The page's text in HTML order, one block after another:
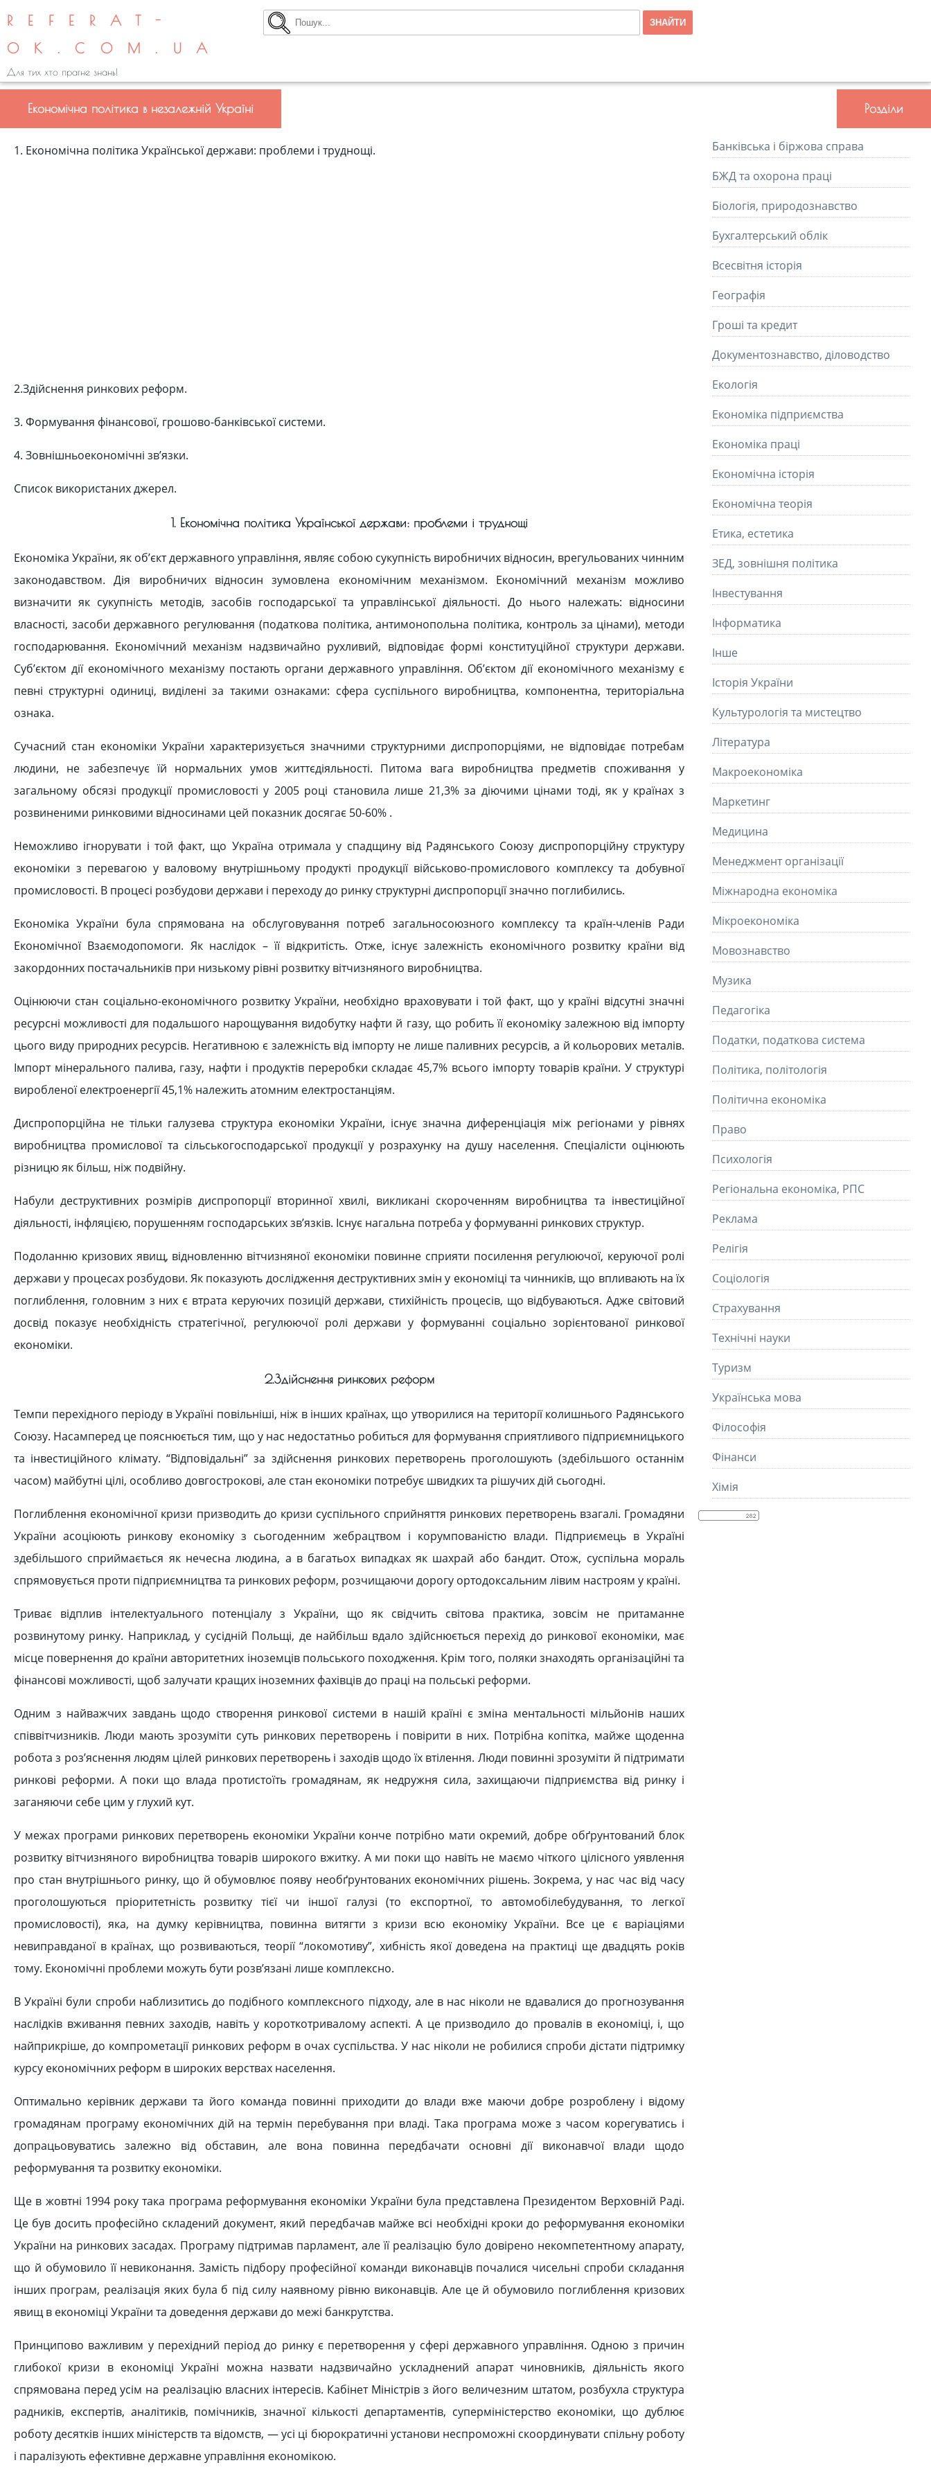
REFERAT-
OK.COM.UA
Для тих хто прагне знань!
Економічна політика в незалежній Україні
1. Економічна політика Української держави: проблеми і труднощі.
2.Здійснення ринкових реформ.
3. Формування фінансової, грошово-банківської системи.
4. Зовнішньоекономічні зв’язки.
Список використаних джерел.
1. Економічна політика Української держави: проблеми і труднощі
Економіка України, як об’єкт державного управління, являє собою сукупність виробничих відносин, врегульованих чинним
законодавством. Дія виробничих відносин зумовлена економічним механізмом. Економічний механізм можливо
визначити як сукупність методів, засобів господарської та управлінської діяльності. До нього належать: відносини
власності, засоби державного регулювання (податкова політика, антимонопольна політика, контроль за цінами), методи
господарювання. Економічний механізм надзвичайно рухливий, відповідає формі конституційної структури держави.
Суб’єктом дії економічного механізму постають органи державного управління. Об’єктом дії економічного механізму є
певні структурні одиниці, виділені за такими ознаками: сфера суспільного виробництва, компонентна, територіальна
ознака.
Сучасний стан економіки України характеризується значними структурними диспропорціями, не відповідає потребам
людини, не забезпечує їй нормальних умов життєдіяльності. Питома вага виробництва предметів споживання у
загальному обсязі продукції промисловості у 2005 році становила лише 21,3% за діючими цінами тоді, як у країнах з
розвиненими ринковими відносинами цей показник досягає 50-60% .
Неможливо ігнорувати і той факт, що Україна отримала у спадщину від Радянського Союзу диспропорційну структуру
економіки з перевагою у валовому внутрішньому продукті продукції військово-промислового комплексу та добувної
промисловості. В процесі розбудови держави і переходу до ринку структурні диспропорції значно поглибились.
Економіка України була спрямована на обслуговування потреб загальносоюзного комплексу та країн-членів Ради
Економічної Взаємодопомоги. Як наслідок – її відкритість. Отже, існує залежність економічного розвитку країни від
закордонних постачальників при низькому рівні розвитку вітчизняного виробництва.
Оцінюючи стан соціально-економічного розвитку України, необхідно враховувати і той факт, що у країні відсутні значні
ресурсні можливості для подальшого нарощування видобутку нафти й газу, що робить її економіку залежною від імпорту
цього виду природних ресурсів. Негативною є залежність від імпорту не лише паливних ресурсів, а й кольорових металів.
Імпорт мінерального палива, газу, нафти і продуктів переробки складає 45,7% всього імпорту товарів країни. У структурі
виробленої електроенергії 45,1% належить атомним електростанціям.
Диспропорційна не тільки галузева структура економіки України, існує значна диференціація між регіонами у рівнях
виробництва промислової та сільськогосподарської продукції у розрахунку на душу населення. Спеціалісти оцінюють
різницю як більш, ніж подвійну.
Набули деструктивних розмірів диспропорції вторинної хвилі, викликані скороченням виробництва та інвестиційної
діяльності, інфляцією, порушенням господарських зв’язків. Існує нагальна потреба у формуванні ринкових структур.
Подоланню кризових явищ, відновленню вітчизняної економіки повинне сприяти посилення регулюючої, керуючої ролі
держави у процесах розбудови. Як показують дослідження деструктивних змін у економіці та чинників, що впливають на їх
поглиблення, головним з них є втрата керуючих позицій держави, стихійність процесів, що відбуваються. Адже світовий
досвід показує необхідність стратегічної, регулюючої ролі держави у формуванні соціально зорієнтованої ринкової
економіки.
2.Здійснення ринкових реформ
Темпи перехідного періоду в Україні повільніші, ніж в інших країнах, що утворилися на території колишнього Радянського
Союзу. Насамперед це пояснюється тим, що у нас недостатньо робиться для формування сприятливого підприємницького
та інвестиційного клімату. “Відповідальні” за здійснення ринкових перетворень проголошують (здебільшого останнім
часом) майбутні цілі, особливо довгострокові, але стан економіки потребує швидких та рішучих дій сьогодні.
Поглиблення економічної кризи призводить до кризи суспільного сприйняття ринкових перетворень взагалі. Громадяни
України асоціюють ринкову економіку з сьогоденним жебрацтвом і корумпованістю влади. Підприємець в Україні
здебільшого сприймається як нечесна людина, а в багатьох випадках як шахрай або бандит. Отож, суспільна мораль
спрямовується проти підприємництва та ринкових реформ, розчищаючи дорогу ортодоксальним лівим настроям у країні.
Триває відплив інтелектуального потенціалу з України, що як свідчить світова практика, зовсім не притаманне
розвинутому ринку. Наприклад, у сусідній Польщі, де найбільш вдало здійснюється перехід до ринкової економіки, має
місце повернення до країни авторитетних іноземців польського походження. Крім того, поляки знаходять організаційні та
фінансові можливості, щоб залучати кращих іноземних фахівців до праці на польські реформи.
Одним з найважчих завдань щодо створення ринкової системи в нашій країні є зміна ментальності мільйонів наших
співвітчизників. Люди мають зрозуміти суть ринкових перетворень і повірити в них. Потрібна копітка, майже щоденна
робота з роз’яснення людям цілей ринкових перетворень і заходів щодо їх втілення. Люди повинні зрозуміти й підтримати
ринкові реформи. А поки що влада протистоїть громадянам, як недружня сила, захищаючи підприємства від ринку і
заганяючи себе цим у глухий кут.
У межах програми ринкових перетворень економіки України конче потрібно мати окремий, добре обґрунтований блок
розвитку вітчизняного виробництва товарів широкого вжитку. А ми поки що навіть не маємо чіткого цілісного уявлення
про стан внутрішнього ринку, що й обумовлює появу необґрунтованих економічних рішень. Зокрема, у нас час від часу
проголошуються пріоритетність розвитку тієї чи іншої галузі (то експортної, то автомобілебудування, то легкої
промисловості), яка, на думку керівництва, повинна витягти з кризи всю економіку України. Все це є варіаціями
невиправданої в країнах, що розвиваються, теорії “локомотиву”, хибність якої доведена на практиці ще двадцять років
тому. Економічні проблеми можуть бути розв’язані лише комплексно.
В Україні були спроби наблизитись до подібного комплексного підходу, але в нас ніколи не вдавалися до прогнозування
наслідків вживання певних заходів, навіть у короткотривалому аспекті. А це призводило до провалів в економіці, і, що
найприкріше, до компрометації ринкових реформ в очах суспільства. У нас ніколи не робилися спроби дістати підтримку
курсу економічних реформ в широких верствах населення.
Оптимально керівник держави та його команда повинні приходити до влади вже маючи добре розроблену і відому
громадянам програму економічних дій на термін перебування при владі. Така програма може з часом корегуватись і
допрацьовуватись залежно від обставин, але вона повинна передбачати основні дії виконавчої влади щодо
реформування та розвитку економіки.
Ще в жовтні 1994 року така програма реформування економіки України була представлена Президентом Верховній Раді.
Це був досить професійно складений документ, який передбачав майже всі необхідні кроки до реформування економіки
України на ринкових засадах. Програму підтримав парламент, але її реалізацію було довірено некомпетентному апарату,
що й обумовило її невиконання. Замість підбору професійної команди виконавців почалися чисельні спроби складання
інших програм, реалізація яких була б під силу наявному рівню виконавців. Але це й обумовило поглиблення кризових
явищ в економіці України та доведення держави до межі банкрутства.
Принципово важливим у перехідний період до ринку є перетворення у сфері державного управління. Одною з причин
глибокої кризи в економіці Україні можна назвати надзвичайно ускладнений апарат чиновників, діяльність якого
спрямована перед усім на реалізацію власних інтересів. Кабінет Міністрів з його величезним штатом, розбухла структура
радників, експертів, аналітиків, помічників, значної кількості департаментів, суперміністерство економіки, що дублює
роботу десятків інших міністерств та відомств, — усі ці бюрократичні установи неспроможні скоординувати спільну роботу
і паралізують ефективне державне управління економікою.
Розділи
Банківська і біржова справа
БЖД та охорона праці
Біологія, природознавство
Бухгалтерський облік
Всесвітня історія
Географія
Гроші та кредит
Документознавство, діловодство
Екологія
Економіка підприємства
Економіка праці
Економічна історія
Економічна теорія
Етика, естетика
ЗЕД, зовнішня політика
Інвестування
Інформатика
Інше
Історія України
Культурологія та мистецтво
Літературa
Макроекономіка
Маркетинг
Медицина
Менеджмент організації
Міжнародна економіка
Мікроекономіка
Мовознавство
Музика
Педагогіка
Податки, податкова система
Політика, політологія
Політична економіка
Право
Психологія
Регіональна економіка, РПС
Реклама
Релігія
Соціологія
Страхування
Технічні науки
Туризм
Українська мова
Філософія
Фінанси
Хімія